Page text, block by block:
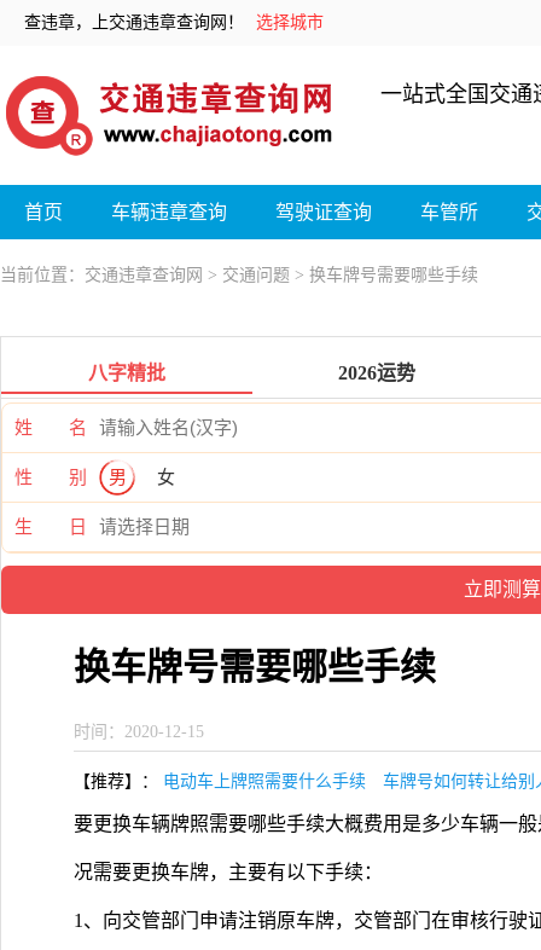
查违章，上交通违章查询网！ 选择城市
一站式全国交通
首页 车辆违章查询 驾驶证查询 车管所
当前位置： 交通违章查询网 > 交通问题 > 换车牌号需要哪些手续
八字精批 2026运势
姓 名
性 别 男 女
生 日
换车牌号需要哪些手续
时间：2020-12-15
【推荐】： 电动车上牌照需要什么手续 车牌号如何转让给别
要更换车辆牌照需要哪些手续大概费用是多少车辆一
况需要更换车牌，主要有以下手续：
1、向交管部门申请注销原车牌，交管部门在审核行驶